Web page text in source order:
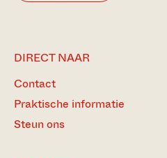
DIRECT NAAR
Contact
Praktische informatie
Steun ons